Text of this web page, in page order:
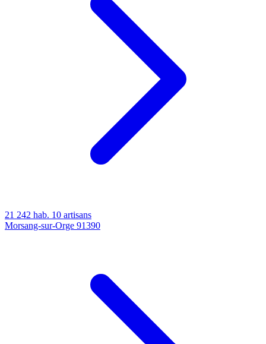
21 242 hab. 10 artisans
Morsang-sur-Orge 91390